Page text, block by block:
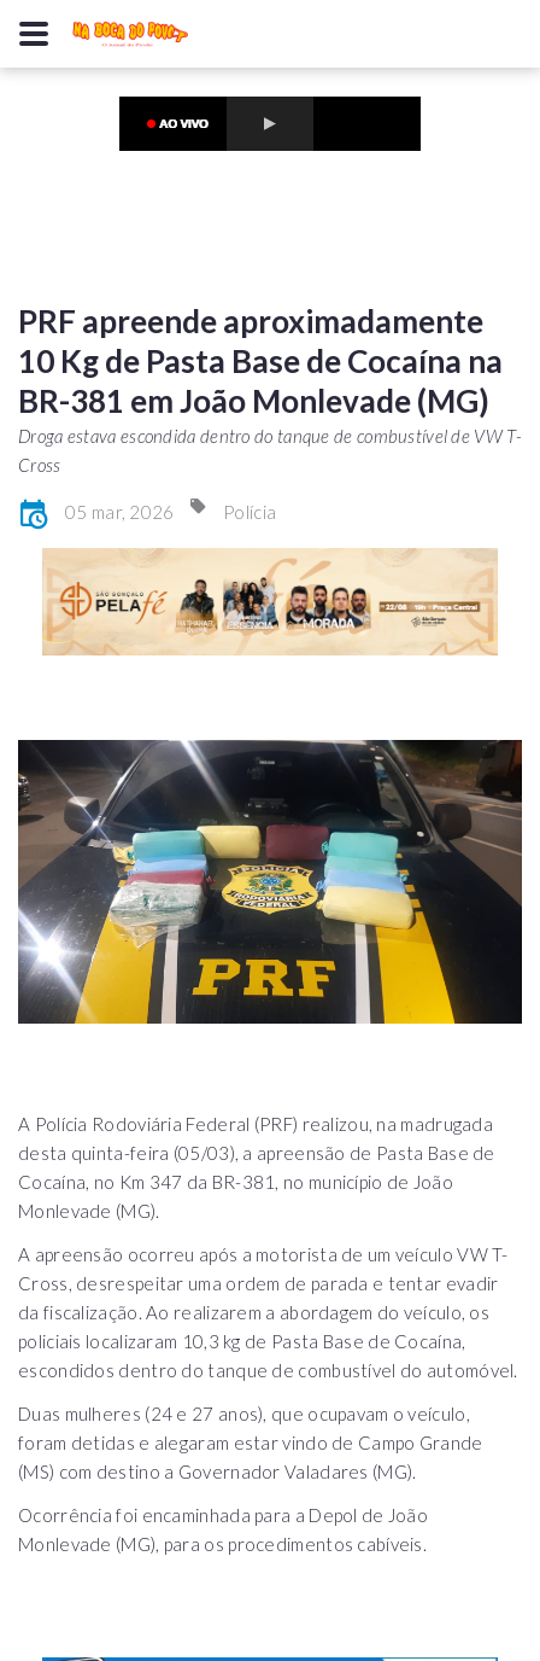
PRF apreende aproximadamente
10 Kg de Pasta Base de Cocaína na
BR-381 em João Monlevade (MG)
Droga estava escondida dentro do tanque de combustível de VW T-
Cross
05 mar, 2026 Polícia
A Polícia Rodoviária Federal (PRF) realizou, na madrugada
desta quinta-feira (05/03), a apreensão de Pasta Base de
Cocaína, no Km 347 da BR-381, no município de João
Monlevade (MG).
A apreensão ocorreu após a motorista de um veículo VW T-
Cross, desrespeitar uma ordem de parada e tentar evadir
da fiscalização. Ao realizarem a abordagem do veículo, os
policiais localizaram 10,3 kg de Pasta Base de Cocaína,
escondidos dentro do tanque de combustível do automóvel.
Duas mulheres (24 e 27 anos), que ocupavam o veículo,
foram detidas e alegaram estar vindo de Campo Grande
(MS) com destino a Governador Valadares (MG).
Ocorrência foi encaminhada para a Depol de João
Monlevade (MG), para os procedimentos cabíveis.